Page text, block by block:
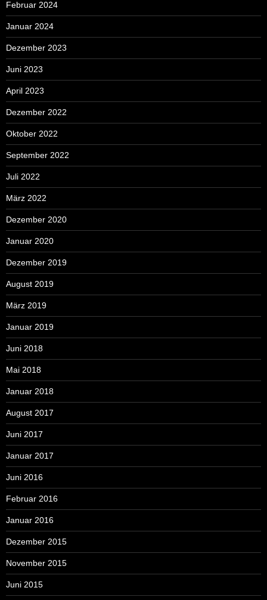
Februar 2024
Januar 2024
Dezember 2023
Juni 2023
April 2023
Dezember 2022
Oktober 2022
September 2022
Juli 2022
März 2022
Dezember 2020
Januar 2020
Dezember 2019
August 2019
März 2019
Januar 2019
Juni 2018
Mai 2018
Januar 2018
August 2017
Juni 2017
Januar 2017
Juni 2016
Februar 2016
Januar 2016
Dezember 2015
November 2015
Juni 2015